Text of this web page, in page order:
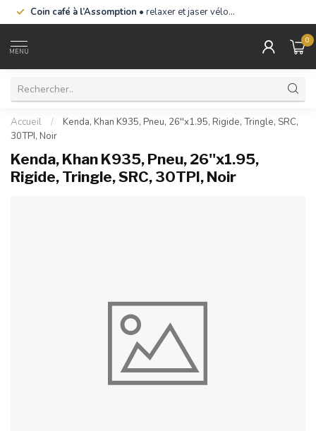
Coin café à l’Assomption • relaxer et jaser vélo…
MENU
0
Accueil /
Kenda, Khan K935, Pneu, 26''x1.95, Rigide, Tringle, SRC,
30TPI, Noir
Kenda, Khan K935, Pneu, 26''x1.95,
Rigide, Tringle, SRC, 30TPI, Noir